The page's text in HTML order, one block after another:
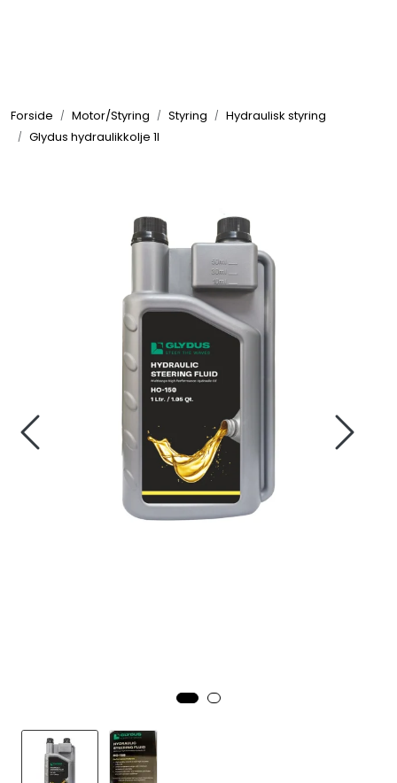
Forside Motor/Styring Styring
Hydraulisk styring
Glydus hydraulikkolje 1l
Elektrisk
Motor/Styring
Fritid/Sikkerhet
Båtpleie/Opplag